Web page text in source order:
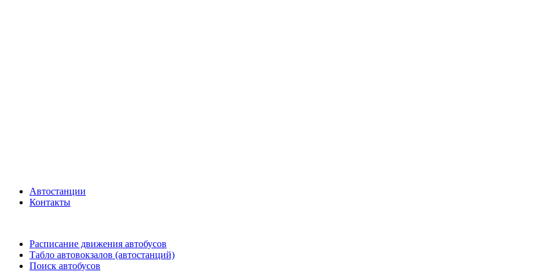
Автостанции
Контакты
Расписание движения автобусов
Табло автовокзалов (автостанций)
Поиск автобусов